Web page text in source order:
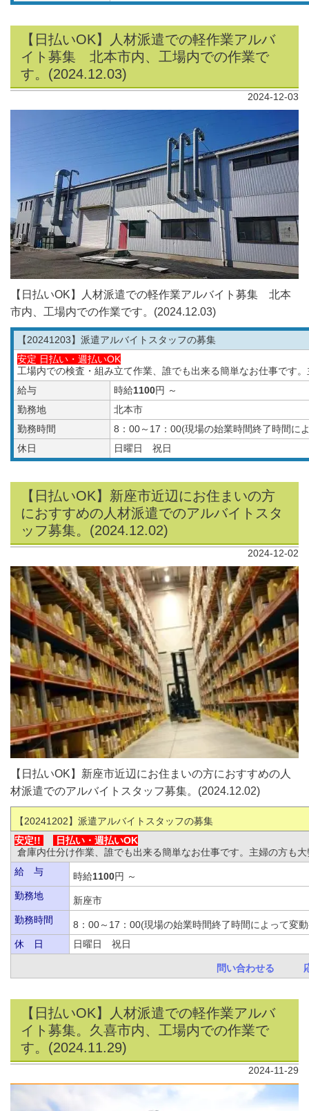
【日払いOK】人材派遣での軽作業アルバ
イト募集 北本市内、工場内での作業で
す。(2024.12.03)
2024-12-03
【日払いOK】人材派遣での軽作業アルバイト募集 北本
市内、工場内での作業です。(2024.12.03)
【20241203】派遣アルバイトスタッフの募集
安定 日払い・週払いOK
工場内での検査・組み立て作業、誰でも出来る簡単なお仕事です
給与
時給1100円 ～
勤務地
北本市
勤務時間
8：00～17：00(現場の始業時間終了時間に
休日
日曜日 祝日
【日払いOK】新座市近辺にお住まいの方
におすすめの人材派遣でのアルバイトスタ
ッフ募集。(2024.12.02)
2024-12-02
【日払いOK】新座市近辺にお住まいの方におすすめの人
材派遣でのアルバイトスタッフ募集。(2024.12.02)
【20241202】派遣アルバイトスタッフの募集
安定!!
日払い・ 週払いOK
倉庫内仕分け作業、誰でも出来る簡単なお仕事です。主婦の方も
給 与
時給1100円 ～
勤務地
新座市
勤務時間
8：00～17：00(現場の始業時間終了時間によって
休 日
日曜日 祝日
問い合わせる
【日払いOK】人材派遣での軽作業アルバ
イト募集。久喜市内、工場内での作業で
す。(2024.11.29)
2024-11-29